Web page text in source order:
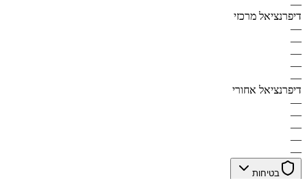
—
דיפרנציאל מרכזי
—
—
—
—
—
דיפרנציאל אחורי
—
—
—
—
—
בטיחות